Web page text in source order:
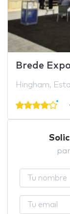
Brede
Hingham,